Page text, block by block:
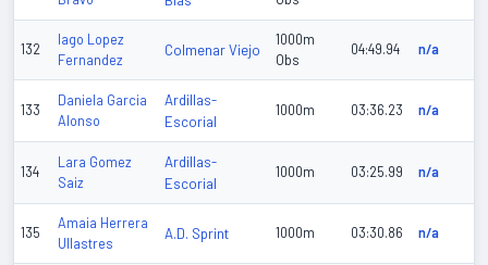
132
Iago Lopez
Fernandez
Colmenar Viejo
1000m
Obs
04:49.94 n/a
133
Daniela Garcia
Alonso
Ardillas-
Escorial
1000m 03:36.23 n/a
134
Lara Gomez
Saiz
Ardillas-
Escorial
1000m 03:25.99 n/a
135
Amaia Herrera
Ullastres
A.D. Sprint 1000m 03:30.86 n/a